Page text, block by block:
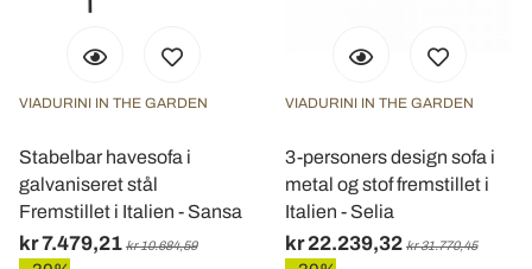
VIADURINI IN THE GARDEN
Stabelbar havesofa i
galvaniseret stål
Fremstillet i Italien - Sansa
kr 7.479,21 kr 10.684,59
VIADURINI IN THE GARDEN
3-personers design sofa i
metal og stof fremstillet i
Italien - Selia
kr 22.239,32 kr 31.770,45